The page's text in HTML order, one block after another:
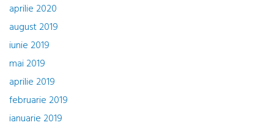
aprilie 2020
august 2019
iunie 2019
mai 2019
aprilie 2019
februarie 2019
ianuarie 2019